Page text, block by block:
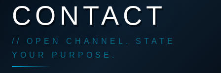
CONTACT
// OPEN CHANNEL. STATE
YOUR PURPOSE.